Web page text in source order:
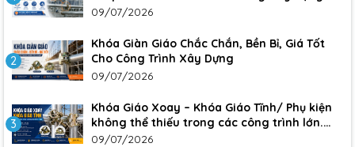
09/07/2026
2
Khóa Giàn Giáo Chắc Chắn, Bền Bỉ, Giá Tốt
Cho Công Trình Xây Dựng
09/07/2026
3
Khóa Giáo Xoay – Khóa Giáo Tĩnh/ Phụ kiện
không thể thiếu trong các công trình lớn.
Đảm bảo sự an toàn, chắc chắn cho công
09/07/2026